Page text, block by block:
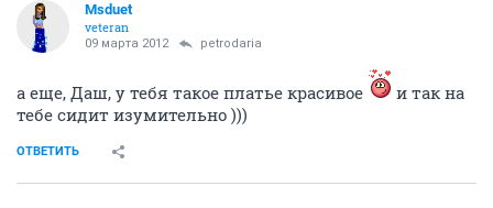
Msduet
veteran
09 марта 2012 petrodaria
а еще, Даш, у тебя такое платье красивое
и так на
тебе сидит изумительно )))
ОТВЕТИТЬ